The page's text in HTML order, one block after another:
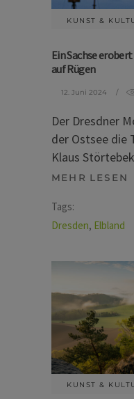
KUNST &
Ein Sachse
auf Rügen
12. Juni 2024
Der Dresdner
der Ostsee die
Klaus
MEHR LESEN
Tags:
Dresden, Elbland
KUNST &